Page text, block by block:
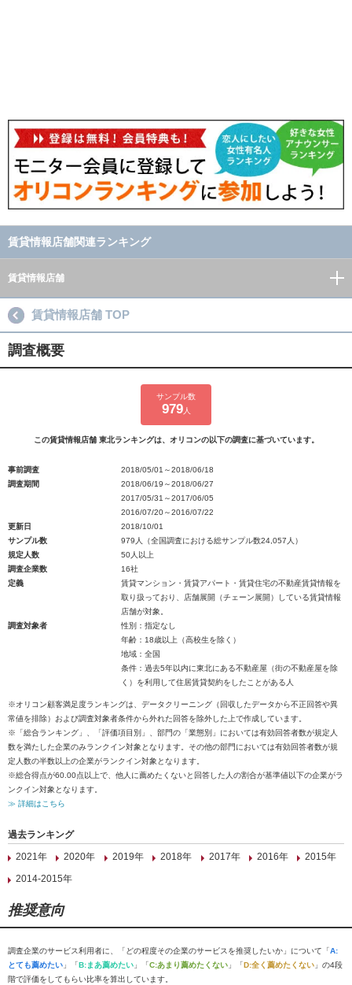
賃貸情報店舗関連ランキング
賃貸情報店舗
賃貸情報店舗 TOP
調査概要
サンプル数
979人
この賃貸情報店舗 東北ランキングは、オリコンの以下の調査に基づいています。
事前調査
2018/05/01～2018/06/18
調査期間
2018/06/19～2018/06/27
2017/05/31～2017/06/05
2016/07/20～2016/07/22
更新日
2018/10/01
サンプル数
979人（全国調査における総サンプル数24,057人）
規定人数
50人以上
調査企業数
16社
定義
賃貸マンション・賃貸アパート・賃貸住宅の不動産賃貸情報を
取り扱っており、店舗展開（チェーン展開）している賃貸情報
店舗が対象。
調査対象者
性別：指定なし
年齢：18歳以上（高校生を除く）
地域：全国
条件：過去5年以内に東北にある不動産屋（街の不動産屋を除
く）を利用して住居賃貸契約をしたことがある人
※オリコン顧客満足度ランキングは、データクリーニング（回収したデータから不正回答や異
常値を排除）および調査対象者条件から外れた回答を除外した上で作成しています。
※「総合ランキング」、「評価項目別」、部門の「業態別」においては有効回答者数が規定人
数を満たした企業のみランクイン対象となります。その他の部門においては有効回答者数が規
定人数の半数以上の企業がランクイン対象となります。
※総合得点が60.00点以上で、他人に薦めたくないと回答した人の割合が基準値以下の企業がラ
ンクイン対象となります。
≫ 詳細はこちら
過去ランキング
2021年
2020年 2019年 2018年 2017年 2016年
2015年
2014-2015年
推奨意向
調査企業のサービス利用者に、「どの程度その企業のサービスを推奨したいか」について「A:
とても薦めたい 」「B:まあ薦めたい 」「C:あまり薦めたくない 」「D:全く薦めたくない 」の4段
階で評価をしてもらい比率を算出しています。